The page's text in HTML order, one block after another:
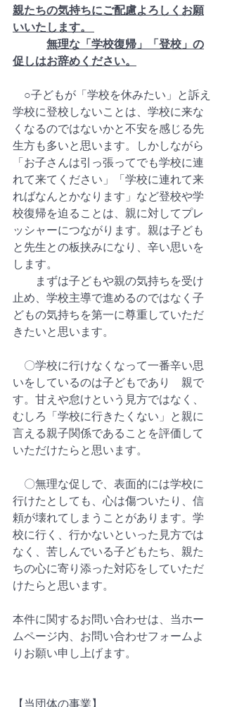
親たちの気持ちにご配慮よろしくお願
いいたします。
無理な「学校復帰」「登校」の
促しはお辞めください。
○子どもが「学校を休みたい」と訴え
学校に登校しないことは、学校に来な
くなるのではないかと不安を感じる先
生方も多いと思います。しかしながら
「お子さんは引っ張ってでも学校に連
れて来てください」「学校に連れて来
ればなんとかなります」など登校や学
校復帰を迫ることは、親に対してプレ
ッシャーにつながります。親は子ども
と先生との板挟みになり、辛い思いを
します。
まずは子どもや親の気持ちを受け
止め、学校主導で進めるのではなく子
どもの気持ちを第一に尊重していただ
きたいと思います。
〇学校に行けなくなって一番辛い思
いをしているのは子どもであり　親で
す。甘えや怠けという見方ではなく、
むしろ「学校に行きたくない」と親に
言える親子関係であることを評価して
いただけたらと思います。
〇無理な促しで、表面的には学校に
行けたとしても、心は傷ついたり、信
頼が壊れてしまうことがあります。学
校に行く、行かないといった見方では
なく、苦しんでいる子どもたち、親た
ちの心に寄り添った対応をしていただ
けたらと思います。
本件に関するお問い合わせは、当ホー
ムページ内、お問い合わせフォームよ
りお願い申し上げます。
【当団体の事業】